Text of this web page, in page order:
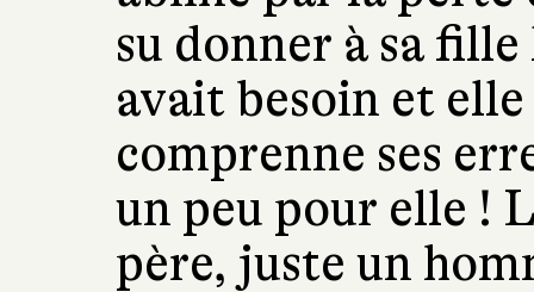
su donner à sa
avait besoin et
comprenne ses
un peu pour elle !
père, juste un